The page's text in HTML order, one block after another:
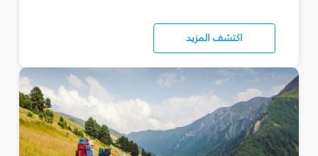
اكتشف المزيد